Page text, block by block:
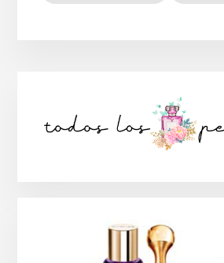
lateral